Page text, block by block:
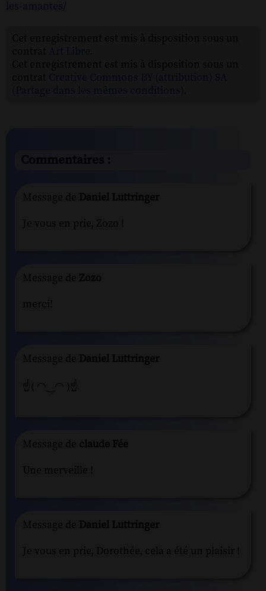
Commentaires :
Message de Daniel Luttringer
Je vous en prie, Zozo !
Message de Zozo
merci!
Message de Daniel Luttringer
☝( ◠‿◠ )☝
Message de claude Fée
Une merveille !
Message de Daniel Luttringer
Je vous en prie, Dorothée, cela a été un plaisir !